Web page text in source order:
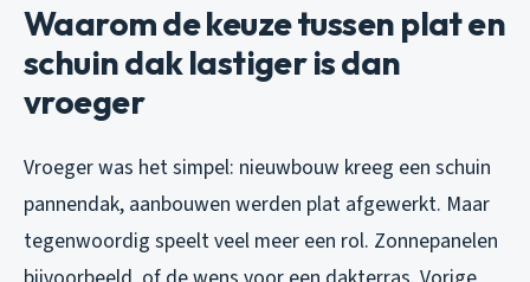
Waarom de keuze tussen plat en
schuin dak lastiger is dan
vroeger
Vroeger was het simpel: nieuwbouw kreeg een schuin
pannendak, aanbouwen werden plat afgewerkt. Maar
tegenwoordig speelt veel meer een rol. Zonnepanelen